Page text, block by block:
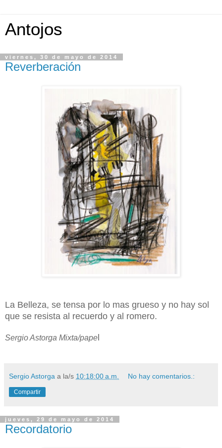
Antojos
viernes, 30 de mayo de 2014
Reverberación
La Belleza, se tensa por lo mas grueso y no hay sol
que se resista al recuerdo y al romero.
Sergio Astorga Mixta/papel
Sergio Astorga a la/s 10:18:00 a.m. No hay comentarios.:
Compartir
jueves, 29 de mayo de 2014
Recordatorio